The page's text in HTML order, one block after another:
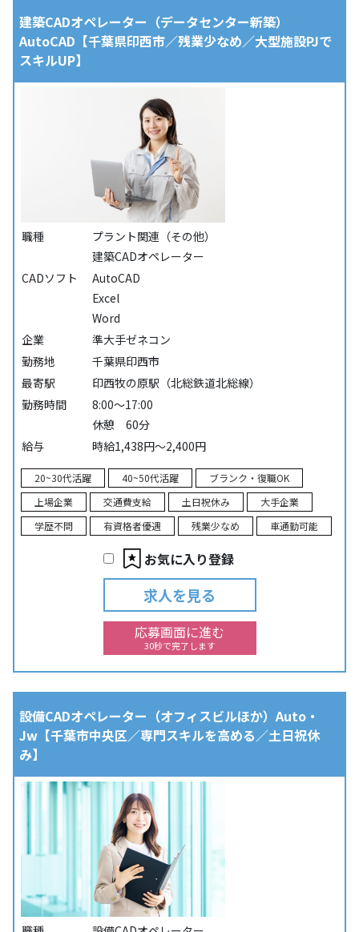
建築CADオペレーター（データセンター新築）
AutoCAD【千葉県印西市／残業少なめ／大型施設PJで
スキルUP】
職種
プラント関連（その他）
建築CADオペレーター
CADソフト
AutoCAD
Excel
Word
企業
準大手ゼネコン
勤務地
千葉県印西市
最寄駅
印西牧の原駅（北総鉄道北総線）
勤務時間
8:00～17:00
休憩 60分
給与
時給1,438円～2,400円
20~30代活躍 40~50代活躍
ブランク・復職OK
上場企業
交通費支給 土日祝休み
大手企業
学歴不問
有資格者優遇 残業少なめ 車通勤可能
お気に入り登録
求人を見る
応募画面に進む
30秒で完了します
設備CADオペレーター（オフィスビルほか）Auto・
Jw【千葉市中央区／専門スキルを高める／土日祝休
み】